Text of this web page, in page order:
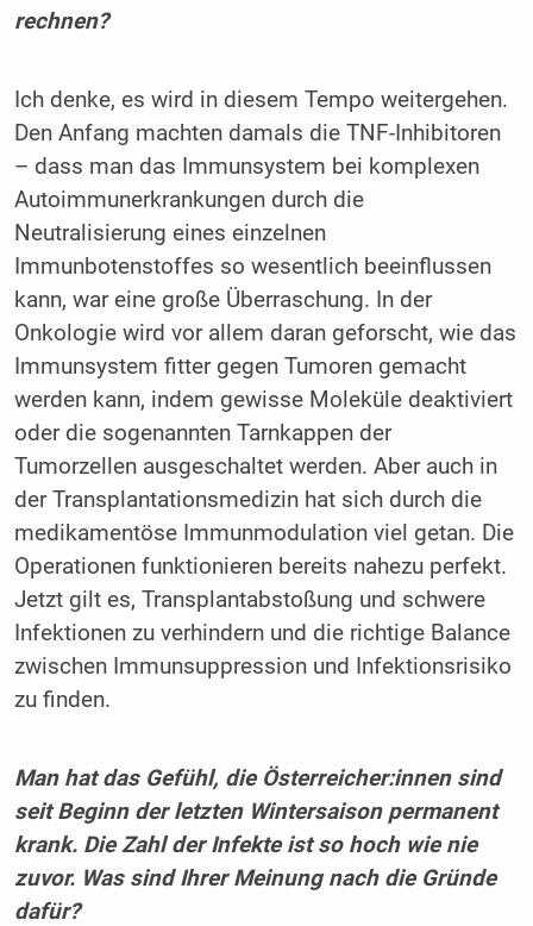
rechnen?
Ich denke, es wird in diesem Tempo weitergehen.
Den Anfang machten damals die TNF-Inhibitoren
– dass man das Immunsystem bei komplexen
Autoimmunerkrankungen durch die
Neutralisierung eines einzelnen
Immunbotenstoffes so wesentlich beeinflussen
kann, war eine große Überraschung. In der
Onkologie wird vor allem daran geforscht, wie das
Immunsystem fitter gegen Tumoren gemacht
werden kann, indem gewisse Moleküle deaktiviert
oder die sogenannten Tarnkappen der
Tumorzellen ausgeschaltet werden. Aber auch in
der Transplantationsmedizin hat sich durch die
medikamentöse Immunmodulation viel getan. Die
Operationen funktionieren bereits nahezu perfekt.
Jetzt gilt es, Transplantabstoßung und schwere
Infektionen zu verhindern und die richtige Balance
zwischen Immunsuppression und Infektionsrisiko
zu finden.
Man hat das Gefühl, die Österreicher:innen sind
seit Beginn der letzten Wintersaison permanent
krank. Die Zahl der Infekte ist so hoch wie nie
zuvor. Was sind Ihrer Meinung nach die Gründe
dafür?